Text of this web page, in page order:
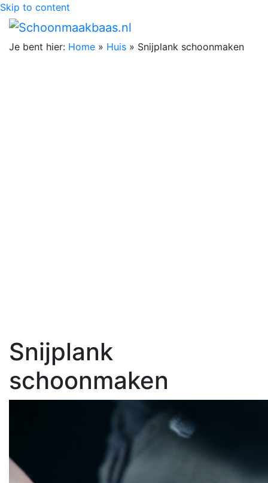
Skip to content
Je bent hier: Home » Huis » Snijplank schoonmaken
Snijplank
schoonmaken